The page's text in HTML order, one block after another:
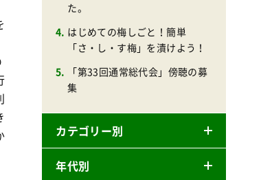
た。
はじめての梅しごと！簡単
「さ・し・す梅」を漬けよう！
「第33回通常総代会」傍聴の募
集
カテゴリー別
ニュースリリース
年代別